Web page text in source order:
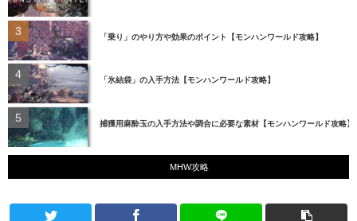
「乗り」のやり方や効果のポイント【モンハンワールド攻略】
「氷結袋」の入手方法【モンハンワールド攻略】
捕獲用麻酔玉の入手方法や調合に必要な素材【モンハンワールド攻略】
MHW攻略